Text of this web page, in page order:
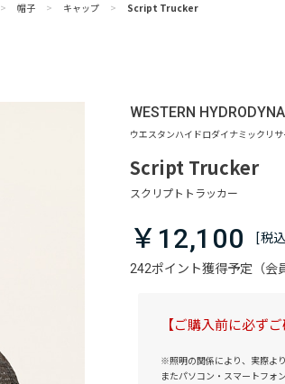
> 帽子 > キャップ > Script Trucker
WESTERN
Script Trucker
242ポイント獲得予定（会
￥12,100
【ご購入前に必ず
※照明の関係により、実際よ
またパソコン・スマートフォ